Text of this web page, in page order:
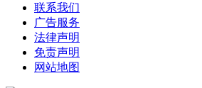
联系我们
广告服务
法律声明
免责声明
网站地图